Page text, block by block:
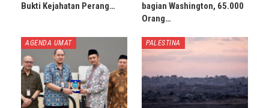
Bukti Kejahatan Perang…
bagian Washington, 65.000
Orang…
AGENDA UMAT PALESTINA